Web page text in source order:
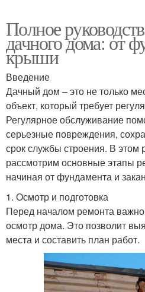
Полное
дачного дома: от
крыши
Введение
Дачный дом – это не только
объект, который требует
Регулярное обслуживание
серьезные повреждения,
срок службы строения. В этом
рассмотрим основные этапы
начиная от фундамента и
1. Осмотр и подготовка
Перед началом ремонта
осмотр дома. Это позволит
места и составить план работ.